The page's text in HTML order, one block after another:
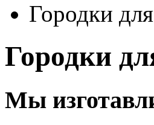
Городки
Городки
Мы